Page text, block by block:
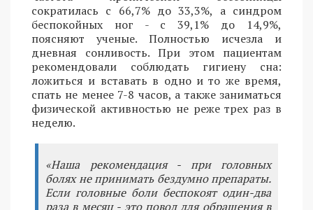
сократилась с 66,7% до 33,3%, а синдром
беспокойных ног - с 39,1% до 14,9%,
поясняют ученые. Полностью исчезла и
дневная сонливость. При этом пациентам
рекомендовали соблюдать гигиену сна:
ложиться и вставать в одно и то же время,
спать не менее 7-8 часов, а также заниматься
физической активностью не реже трех раз в
неделю.
«Наша рекомендация - при головных
болях не принимать бездумно препараты.
Если головные боли беспокоят один-два
раза в месяц - это повод для обращения в